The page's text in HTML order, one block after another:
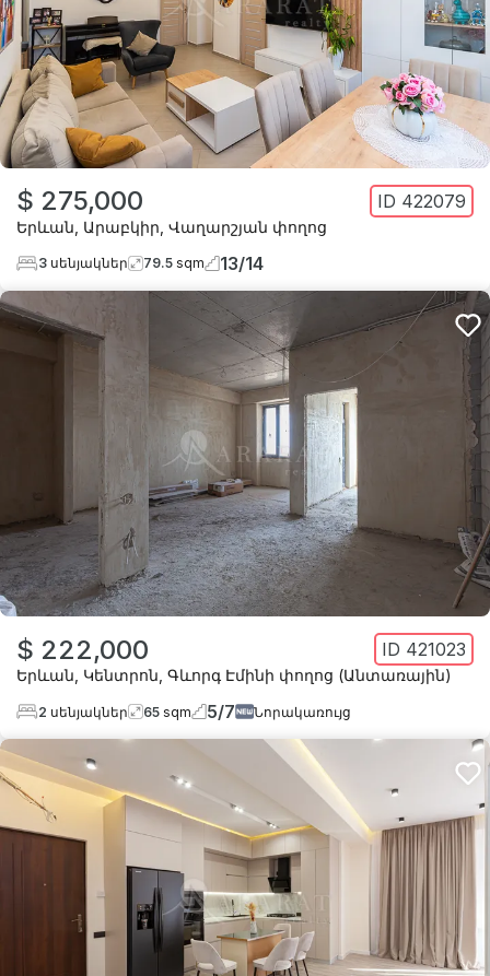
$ 275,000 ID 422079
Երևան Արաբկիր Վաղարշյան փողոց
3 սենյակներ 79.5 sqm 13/14
$ 222,000 ID 421023
Երևան Կենտրոն Գևորգ Էմինի փողոց (Անտառային)
2 սենյակներ 65 sqm 5/7 Նորակառույց